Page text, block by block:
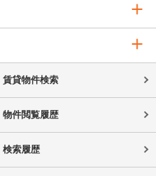
賃貸物件検索
物件閲覧履歴
検索履歴